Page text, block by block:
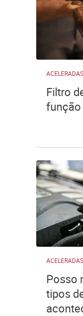
ACELERADAS
Filtro
ACELERADAS
Posso
tipos